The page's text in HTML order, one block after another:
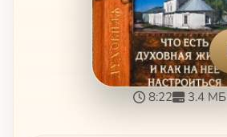
8:22 3.4 МБ